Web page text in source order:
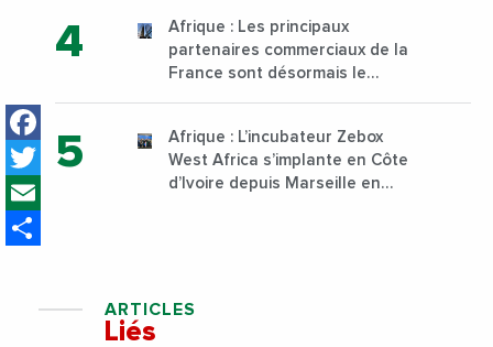
Facebook
Twitter
sur son campus de Karen à
Nairobi dès janvier 2023
Afrique : Les principaux
partenaires commerciaux de la
France sont désormais le
Afrique : L’incubateur Zebox
West Africa s’implante en Côte
d’Ivoire depuis Marseille en
ARTICLES
Liés